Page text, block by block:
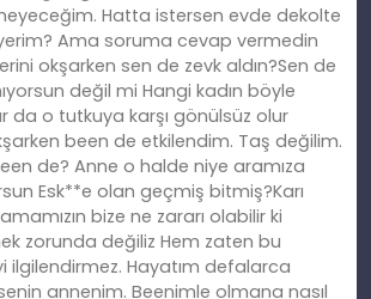
Hatta istersen evde dekolte
Ama soruma cevap vermedin
okşarken sen de zevk aldın?Sen de
değil mi Hangi kadın böyle
da o tutkuya karşı gönülsüz olur
been de etkilendim. Taş değilim.
de? Anne o halde niye aramıza
Esk**e olan geçmiş bitmiş?Karı
bize ne zararı olabilir ki
zorunda değiliz Hem zaten bu
ilgilendirmez. Hayatım defalarca
annenim. Beenimle olmana nasıl